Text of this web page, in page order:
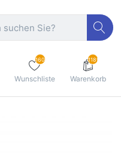
160
Wunschliste
1189
Warenkorb